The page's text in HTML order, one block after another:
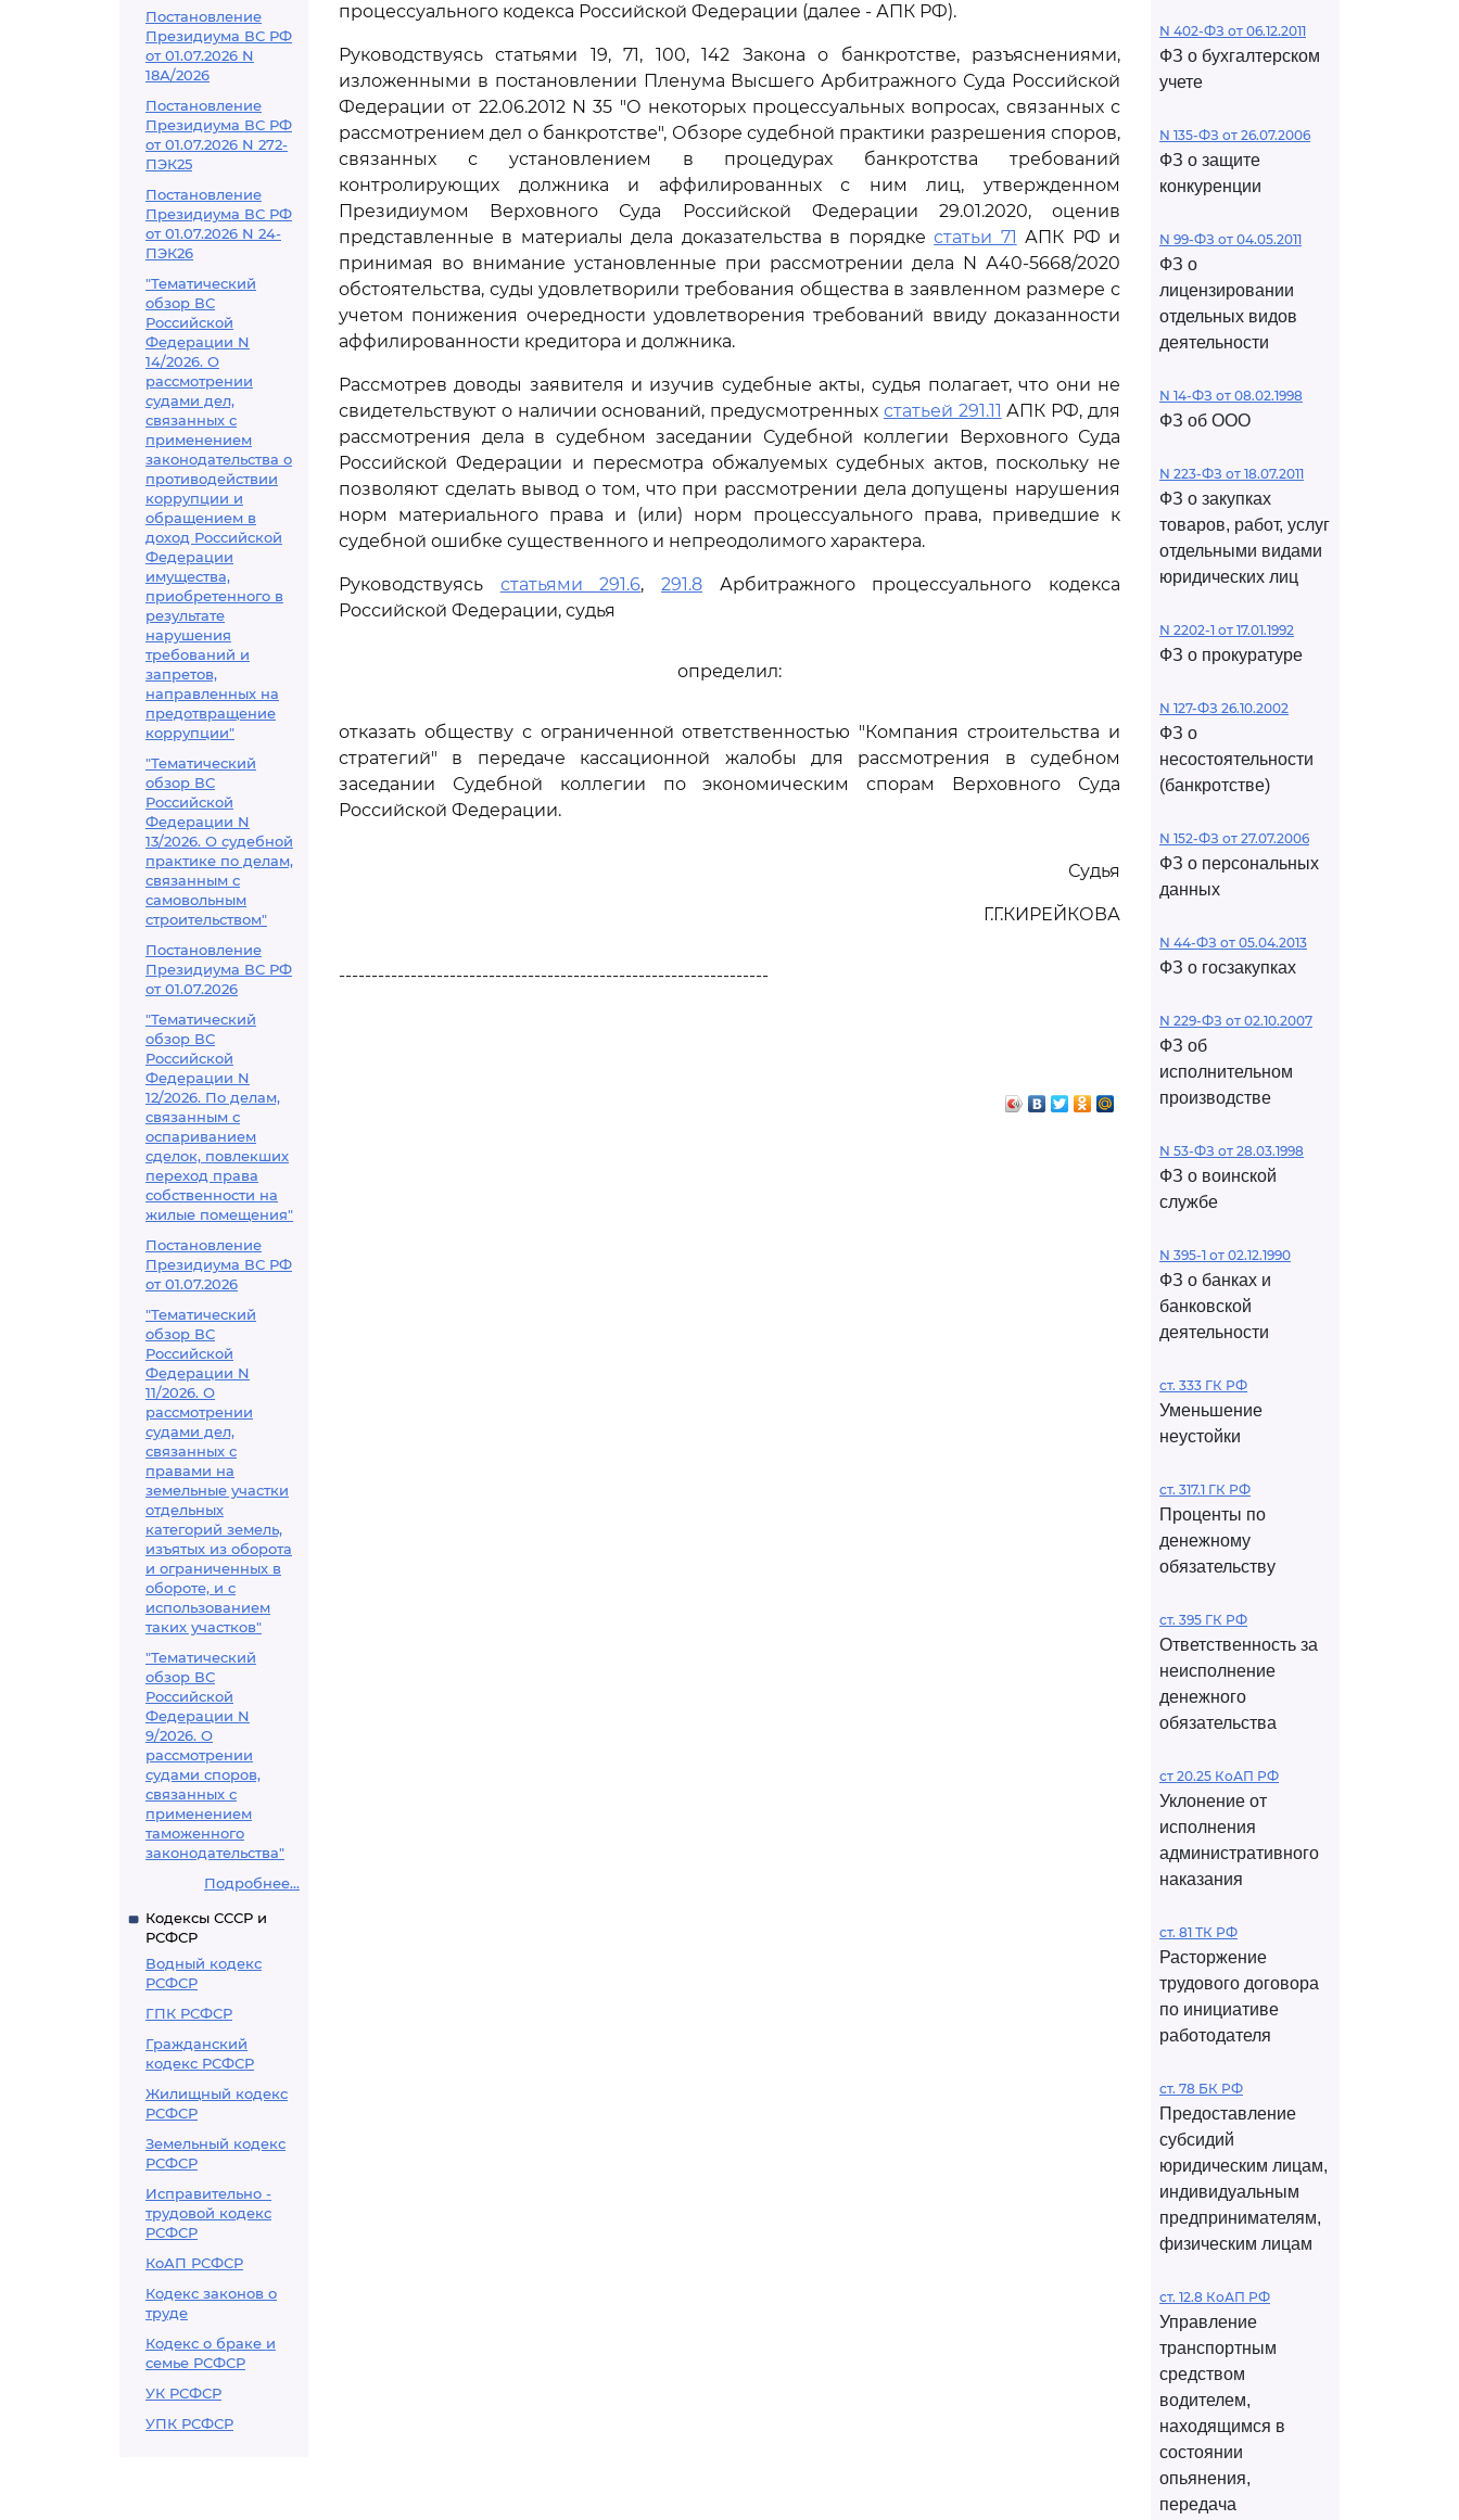
Постановление
Президиума ВС РФ
от 01.07.2026 N
18А/2026
Постановление
Президиума ВС РФ
от 01.07.2026 N 272-
ПЭК25
Постановление
Президиума ВС РФ
от 01.07.2026 N 24-
ПЭК26
"Тематический
обзор ВС
Российской
Федерации N
14/2026. О
рассмотрении
судами дел,
связанных с
применением
законодательства о
противодействии
коррупции и
обращением в
доход Российской
Федерации
имущества,
приобретенного в
результате
нарушения
требований и
запретов,
направленных на
предотвращение
коррупции"
"Тематический
обзор ВС
Российской
Федерации N
13/2026. О судебной
практике по делам,
связанным с
самовольным
строительством"
Постановление
Президиума ВС РФ
от 01.07.2026
"Тематический
обзор ВС
Российской
Федерации N
12/2026. По делам,
связанным с
оспариванием
сделок, повлекших
переход права
собственности на
жилые помещения"
Постановление
Президиума ВС РФ
от 01.07.2026
"Тематический
обзор ВС
Российской
Федерации N
11/2026. О
рассмотрении
судами дел,
связанных с
правами на
земельные участки
отдельных
категорий земель,
изъятых из оборота
и ограниченных в
обороте, и с
использованием
таких участков"
"Тематический
обзор ВС
Российской
Федерации N
9/2026. О
рассмотрении
судами споров,
связанных с
применением
таможенного
законодательства"
Подробнее...
Кодексы СССР и
РСФСР
Водный кодекс
РСФСР
ГПК РСФСР
Гражданский
кодекс РСФСР
Жилищный кодекс
РСФСР
Земельный кодекс
РСФСР
Исправительно -
трудовой кодекс
РСФСР
КоАП РСФСР
Кодекс законов о
труде
Кодекс о браке и
семье РСФСР
УК РСФСР
УПК РСФСР
процессуального кодекса Российской Федерации (далее - АПК РФ).
Руководствуясь статьями 19, 71, 100, 142 Закона о банкротстве, разъяснениями,
изложенными в постановлении Пленума Высшего Арбитражного Суда Российской
Федерации от 22.06.2012 N 35 "О некоторых процессуальных вопросах, связанных с
рассмотрением дел о банкротстве", Обзоре судебной практики разрешения споров,
связанных с установлением в процедурах банкротства требований
контролирующих должника и аффилированных с ним лиц, утвержденном
Президиумом Верховного Суда Российской Федерации 29.01.2020, оценив
представленные в материалы дела доказательства в порядкестатьи 71 АПК РФ и
принимая во внимание установленные при рассмотрении дела N А40-5668/2020
обстоятельства, суды удовлетворили требования общества в заявленном размере с
учетом понижения очередности удовлетворения требований ввиду доказанности
аффилированности кредитора и должника.
Рассмотрев доводы заявителя и изучив судебные акты, судья полагает, что они не
свидетельствуют о наличии оснований, предусмотренных статьей 291.11 АПК РФ, для
рассмотрения дела в судебном заседании Судебной коллегии Верховного Суда
Российской Федерации и пересмотра обжалуемых судебных актов, поскольку не
позволяют сделать вывод о том, что при рассмотрении дела допущены нарушения
норм материального права и (или) норм процессуального права, приведшие к
судебной ошибке существенного и непреодолимого характера.
Руководствуясь статьями 291.6,291.8 Арбитражного процессуального кодекса
Российской Федерации, судья
определил:
отказать обществу с ограниченной ответственностью "Компания строительства и
стратегий" в передаче кассационной жалобы для рассмотрения в судебном
заседании Судебной коллегии по экономическим спорам Верховного Суда
Российской Федерации.
Судья
Г.Г.КИРЕЙКОВА
------------------------------------------------------------------
N 402-ФЗ от 06.12.2011
ФЗ о бухгалтерском
учете
N 135-ФЗ от 26.07.2006
ФЗ о защите
конкуренции
N 99-ФЗ от 04.05.2011
ФЗ о
лицензировании
отдельных видов
деятельности
N 14-ФЗ от 08.02.1998
ФЗ об ООО
N 223-ФЗ от 18.07.2011
ФЗ о закупках
товаров, работ, услуг
отдельными видами
юридических лиц
N 2202-1 от 17.01.1992
ФЗ о прокуратуре
N 127-ФЗ 26.10.2002
ФЗ о
несостоятельности
(банкротстве)
N 152-ФЗ от 27.07.2006
ФЗ о персональных
данных
N 44-ФЗ от 05.04.2013
ФЗ о госзакупках
N 229-ФЗ от 02.10.2007
ФЗ об
исполнительном
производстве
N 53-ФЗ от 28.03.1998
ФЗ о воинской
службе
N 395-1 от 02.12.1990
ФЗ о банках и
банковской
деятельности
ст. 333 ГК РФ
Уменьшение
неустойки
ст. 317.1 ГК РФ
Проценты по
денежному
обязательству
ст. 395 ГК РФ
Ответственность за
неисполнение
денежного
обязательства
ст 20.25 КоАП РФ
Уклонение от
исполнения
административного
наказания
ст. 81 ТК РФ
Расторжение
трудового договора
по инициативе
работодателя
ст. 78 БК РФ
Предоставление
субсидий
юридическим лицам,
индивидуальным
предпринимателям,
физическим лицам
ст. 12.8 КоАП РФ
Управление
транспортным
средством
водителем,
находящимся в
состоянии
опьянения,
передача